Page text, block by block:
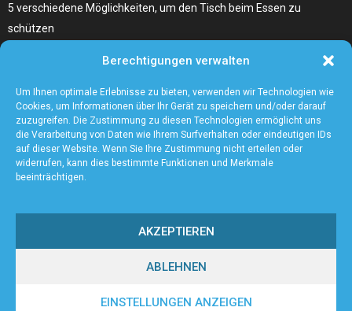
Berechtigungen verwalten
Um Ihnen optimale Erlebnisse zu bieten, verwenden wir Technologien wie
Cookies, um Informationen über Ihr Gerät zu speichern und/oder darauf
zuzugreifen. Die Zustimmung zu diesen Technologien ermöglicht uns
die Verarbeitung von Daten wie Ihrem Surfverhalten oder eindeutigen IDs
auf dieser Website. Wenn Sie Ihre Zustimmung nicht erteilen oder
widerrufen, kann dies bestimmte Funktionen und Merkmale
beeinträchtigen.
AKZEPTIEREN
ABLEHNEN
EINSTELLUNGEN ANZEIGEN
5 verschiedene Möglichkeiten, um den Tisch beim Essen zu
schützen
Wählen Sie den richtigen Fleischzuschnitt, wie zum Beispiel
Hochrippe vom Rind für Ihr Gericht